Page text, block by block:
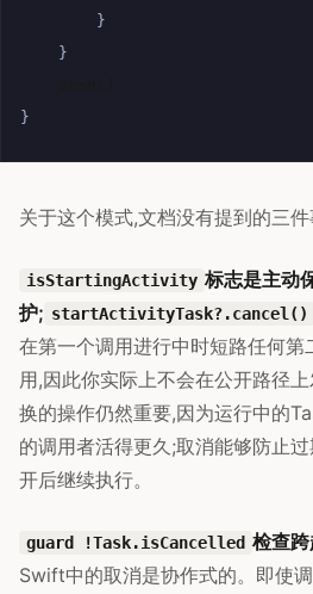
}
}
}
关于这个模式,文档没有提到的三件
isStartingActivity 标志是主动
护; startActivityTask?.cancel()
在第一个调用进行中时短路任何第
用,因此你实际上不会在公开路径
换的操作仍然重要,因为运行中的
的调用者活得更久;取消能够防止
开后继续执行。
guard !Task.isCancelled 检查
Swift中的取消是协作式的。即使